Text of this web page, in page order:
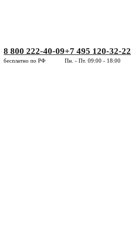
8 800 222-40-09
бесплатно по РФ
+7 495 120-32-22
Пн. - Пт. 09:00 - 18:00